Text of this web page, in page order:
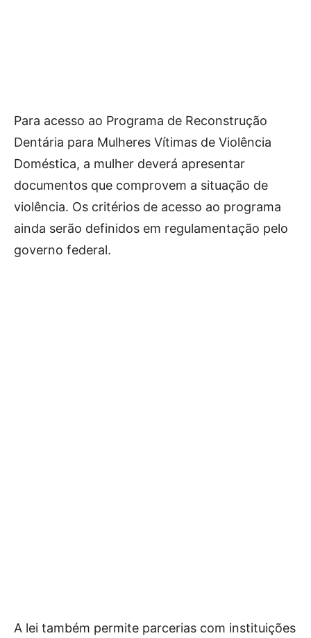
Para acesso ao Programa de Reconstrução
Dentária para Mulheres Vítimas de Violência
Doméstica, a mulher deverá apresentar
documentos que comprovem a situação de
violência. Os critérios de acesso ao programa
ainda serão definidos em regulamentação pelo
governo federal.
A lei também permite parcerias com instituições